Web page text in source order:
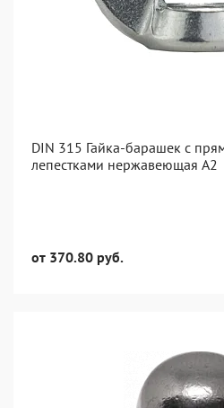
DIN 315 Гайка-барашек с
лепестками нержавеющая А2
от 370.80 руб.